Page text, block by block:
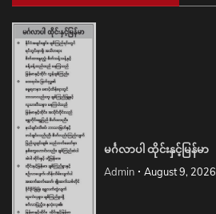
မင်္ဂလာပါ ထိုင်းနှင့်မြန်မာ
Admin August 9, 2026